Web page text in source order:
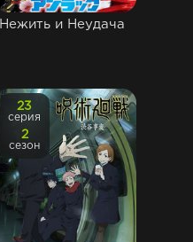
Нежить и Неудача
23
серия
2
сезон